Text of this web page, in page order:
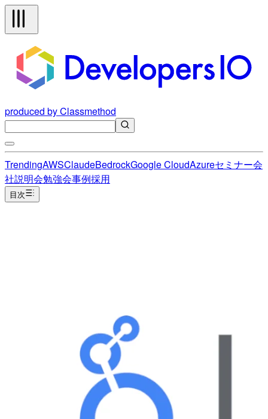
produced by Classmethod
TrendingAWSClaudeBedrockGoogle CloudAzureセミナー会
社説明会勉強会事例採用
目次